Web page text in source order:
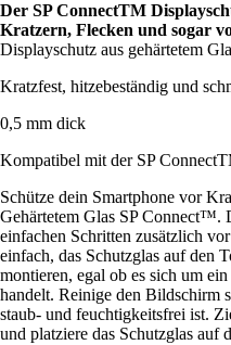
Der SP ConnectTM
Kratzern, Flecken und sogar
Displayschutz aus gehärtetem
Kratzfest, hitzebeständig und
0,5 mm dick
Kompatibel mit der SP
Schütze dein Smartphone vor
Gehärtetem Glas SP Connect™.
einfachen Schritten zusätzlich
einfach, das Schutzglas auf den
montieren, egal ob es sich um
handelt. Reinige den Bildschirm
staub- und feuchtigkeitsfrei ist.
und platziere das Schutzglas auf